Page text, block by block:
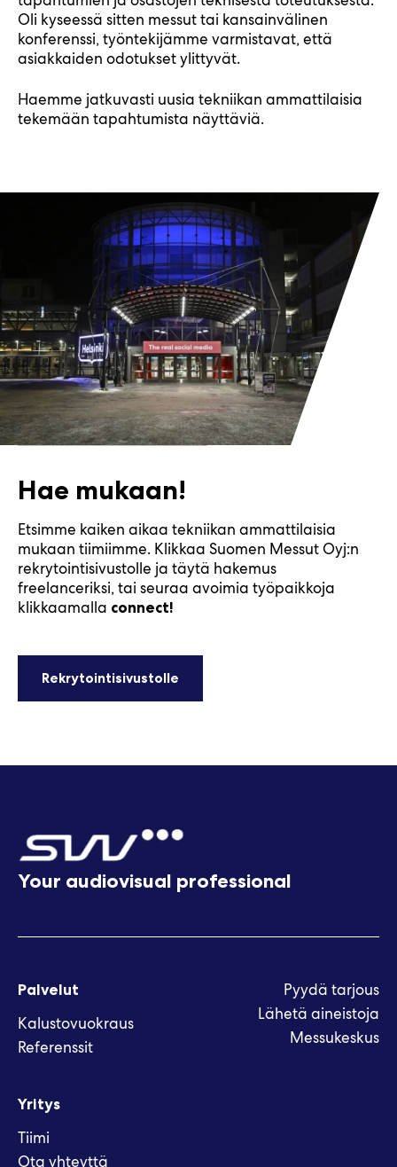
Oli kyseessä sitten messut tai kansainvälinen
konferenssi, työntekijämme varmistavat, että
asiakkaiden odotukset ylittyvät.
Haemme jatkuvasti uusia tekniikan ammattilaisia
tekemään tapahtumista näyttäviä.
Hae mukaan!
Etsimme kaiken aikaa tekniikan ammattilaisia
mukaan tiimiimme. Klikkaa Suomen Messut Oyj:n
rekrytointisivustolle ja täytä hakemus
freelanceriksi, tai seuraa avoimia työpaikkoja
klikkaamalla connect!
Rekrytointisivustolle
Your audiovisual professional
Palvelut
Kalustovuokraus
Referenssit
Yritys
Tiimi
Ota yhteyttä
Pyydä tarjous
Lähetä aineistoja
Messukeskus